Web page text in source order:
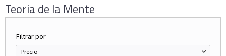
Teoria de la Mente
Filtrar por
Precio